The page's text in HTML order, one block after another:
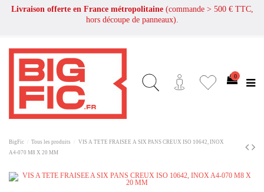
Livraison offerte en France métropolitaine (commande > 500 € TTC,
hors découpe de panneaux).
0
BigFic Tous les produits
VIS A TETE FRAISEE A SIX PANS CREUX ISO 10642, INOX
A4-070 M8 X 20 MM